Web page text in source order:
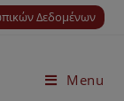
Δεδομένων
Menu